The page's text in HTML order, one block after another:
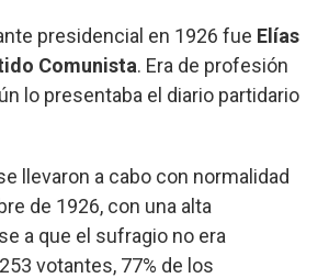
presidencial en 1926 fue Elías
Comunista. Era de profesión
lo presentaba el diario partidario
llevaron a cabo con normalidad
de 1926, con una alta
a que el sufragio no era
votantes, 77% de los